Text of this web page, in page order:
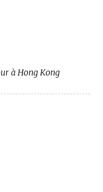
à Hong Kong